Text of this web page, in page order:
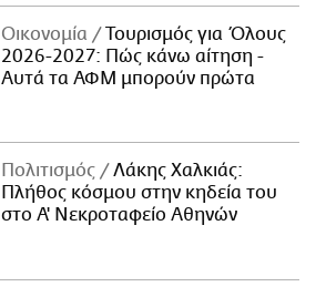
Οικονομία
Τουρισμός για Όλους
2026-2027: Πώς κάνω αίτηση -
Αυτά τα ΑΦΜ μπορούν πρώτα
Πολιτισμός
Λάκης Χαλκιάς:
Πλήθος κόσμου στην κηδεία του
στο Α' Νεκροταφείο Αθηνών